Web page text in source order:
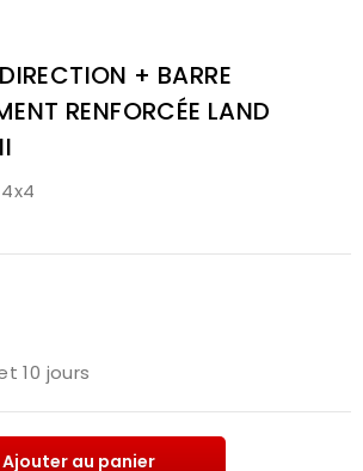
+ BARRE
RENFORCÉE LAND
10 jours
Ajouter au panier